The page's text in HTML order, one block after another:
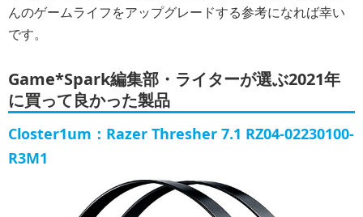
んのゲームライフをアップグレードする参考になれば幸い
です。
Game*Spark編集部・ライターが選ぶ2021年
に買って良かった製品
Closter1um：Razer Thresher 7.1 RZ04-02230100-
R3M1